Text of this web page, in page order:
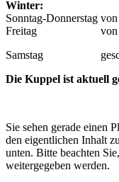
Winter:
Sonntag-Donnerstag
Freitag
Samstag
Die Kuppel ist aktuell
Sie sehen gerade einen
den eigentlichen Inhalt
unten. Bitte beachten
weitergegeben werden.